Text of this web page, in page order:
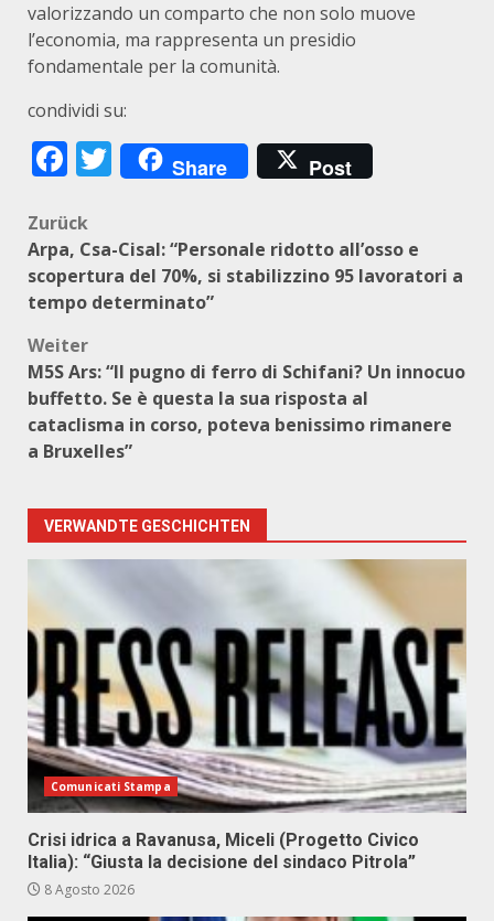
valorizzando un comparto che non solo muove
l’economia, ma rappresenta un presidio
fondamentale per la comunità.
condividi su:
Facebook
Twitter
Share Post
Beitragsnavigation
Zurück
Arpa, Csa-Cisal: “Personale ridotto all’osso e
scopertura del 70%, si stabilizzino 95 lavoratori a
tempo determinato”
Weiter
M5S Ars: “Il pugno di ferro di Schifani? Un innocuo
buffetto. Se è questa la sua risposta al
cataclisma in corso, poteva benissimo rimanere
a Bruxelles”
VERWANDTE GESCHICHTEN
Comunicati Stampa
Crisi idrica a Ravanusa, Miceli (Progetto Civico
Italia): “Giusta la decisione del sindaco Pitrola”
8 Agosto 2026